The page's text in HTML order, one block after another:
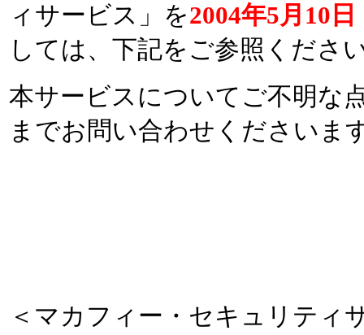
ィサービス」を2004年5月10
しては、下記をご参照くださ
本サービスについてご不明な
までお問い合わせくださいま
＜マカフィー・セキュリティ